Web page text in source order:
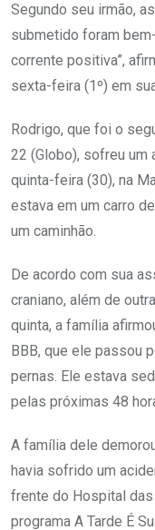
Segundo seu irmão,
submetido foram
corrente positiva”,
sexta-feira (1º) em
Rodrigo, que foi o
22 (Globo), sofreu um
quinta-feira (30), na
estava em um carro
um caminhão.
De acordo com sua
craniano, além de
quinta, a família
BBB, que ele passou
pernas. Ele estava
pelas próximas 48
A família dele
havia sofrido um
frente do Hospital
programa A Tarde É